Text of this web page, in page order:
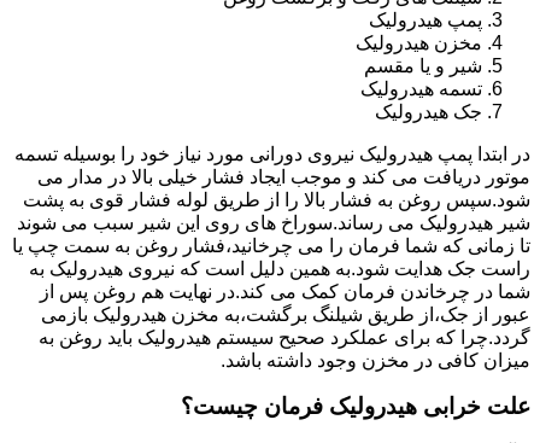
پمپ هیدرولیک
مخزن هیدرولیک
شیر و یا مقسم
تسمه هیدرولیک
جک هیدرولیک
در ابتدا پمپ هیدرولیک نیروی دورانی مورد نیاز خود را بوسیله تسمه
موتور دریافت می کند و موجب ایجاد فشار خیلی بالا در مدار می
شود.سپس روغن به فشار بالا را از طریق لوله فشار قوی به پشت
شیر هیدرولیک می رساند.سوراخ های روی این شیر سبب می شوند
تا زمانی که شما فرمان را می چرخانید،فشار روغن به سمت چپ یا
راست جک هدایت شود.به همین دلیل است که نیروی هیدرولیک به
شما در چرخاندن فرمان کمک می کند.در نهایت هم روغن پس از
عبور از جک،از طریق شیلنگ برگشت،به مخزن هیدرولیک بازمی
گردد.چرا که برای عملکرد صحیح سیستم هیدرولیک باید روغن به
میزان کافی در مخزن وجود داشته باشد.
علت خرابی هیدرولیک فرمان چیست؟